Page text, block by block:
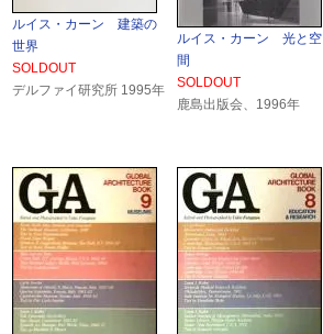
ルイス・カーン 建築の
世界
SOLDOUT
デルファイ研究所 1995年
ルイス・カーン 光と空
間
SOLDOUT
鹿島出版会、1996年